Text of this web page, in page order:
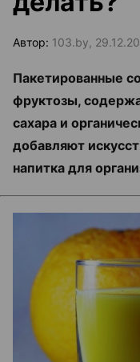
Автор: 103.by,
Пакетированные
фруктозы,
сахара и
добавляют
напитка для